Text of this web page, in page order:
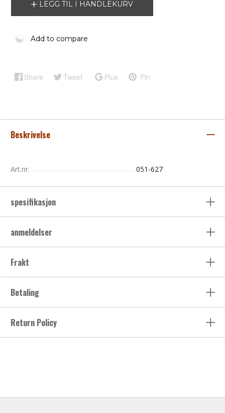
LEGG TIL I HANDLEKURV
Add to compare
Share Tweet Plus Pin
Beskrivelse
Art.nr. 051-627
spesifikasjon
anmeldelser
Frakt
Betaling
Return Policy